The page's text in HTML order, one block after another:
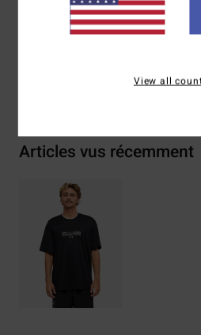
Traçabilité du produit (Loi Agec)
Articles vus récemment
View all